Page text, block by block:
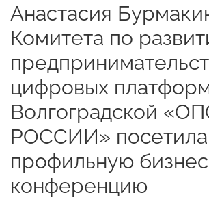
Анастасия
Комитета по
цифровых
Волгоградской
РОССИИ» посетила
профильную
конференцию